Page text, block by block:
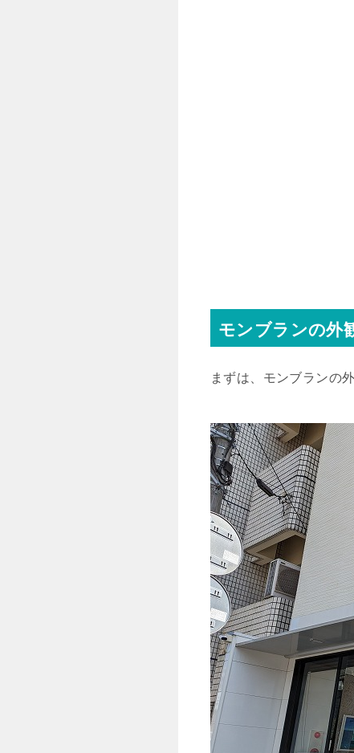
モンブランの外
まずは、モンブランの